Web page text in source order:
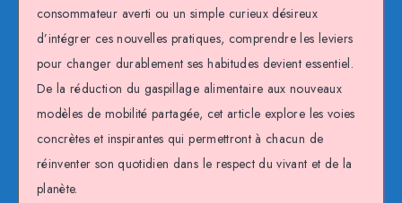
consommateur averti ou un simple curieux désireux
d’intégrer ces nouvelles pratiques, comprendre les leviers
pour changer durablement ses habitudes devient essentiel.
De la réduction du gaspillage alimentaire aux nouveaux
modèles de mobilité partagée, cet article explore les voies
concrètes et inspirantes qui permettront à chacun de
réinventer son quotidien dans le respect du vivant et de la
planète.